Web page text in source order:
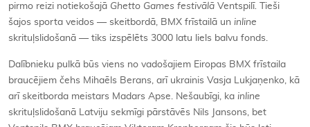
pirmo reizi notiekošajā Ghetto Games festivālā Ventspilī. Tieši
šajos sporta veidos — skeitbordā, BMX frīstailā un inline
skrituļslidošanā — tiks izspēlēts 3000 latu liels balvu fonds.
Dalībnieku pulkā būs viens no vadošajiem Eiropas BMX frīstaila
braucējiem čehs Mihaēls Berans, arī ukrainis Vasja Lukjaņenko, kā
arī skeitborda meistars Madars Apse. Nešaubīgi, ka inline
skrituļslidošanā Latviju sekmīgi pārstāvēs Nils Jansons, bet